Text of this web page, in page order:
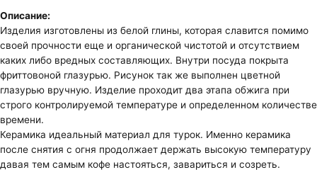
Описание:
Изделия изготовлены из белой глины, которая славится помимо
своей прочности еще и органической чистотой и отсутствием
каких либо вредных составляющих. Внутри посуда покрыта
фриттовоной глазурью. Рисунок так же выполнен цветной
глазурью вручную. Изделие проходит два этапа обжига при
строго контролируемой температуре и определенном количестве
времени.
Керамика идеальный материал для турок. Именно керамика
после снятия с огня продолжает держать высокую температуру
давая тем самым кофе настояться, завариться и созреть.